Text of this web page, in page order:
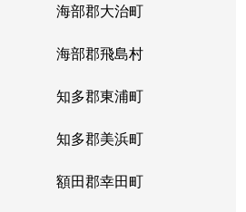
海部郡大治町
海部郡飛島村
知多郡東浦町
知多郡美浜町
額田郡幸田町